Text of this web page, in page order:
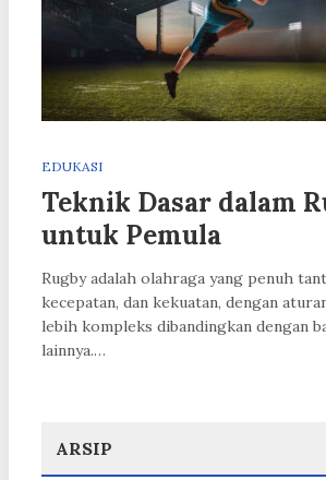
EDUKASI
Teknik Dasar dalam
untuk Pemula
Rugby adalah olahraga yang penuh
kecepatan, dan kekuatan, dengan
lebih kompleks dibandingkan dengan
lainnya.…
ARSIP